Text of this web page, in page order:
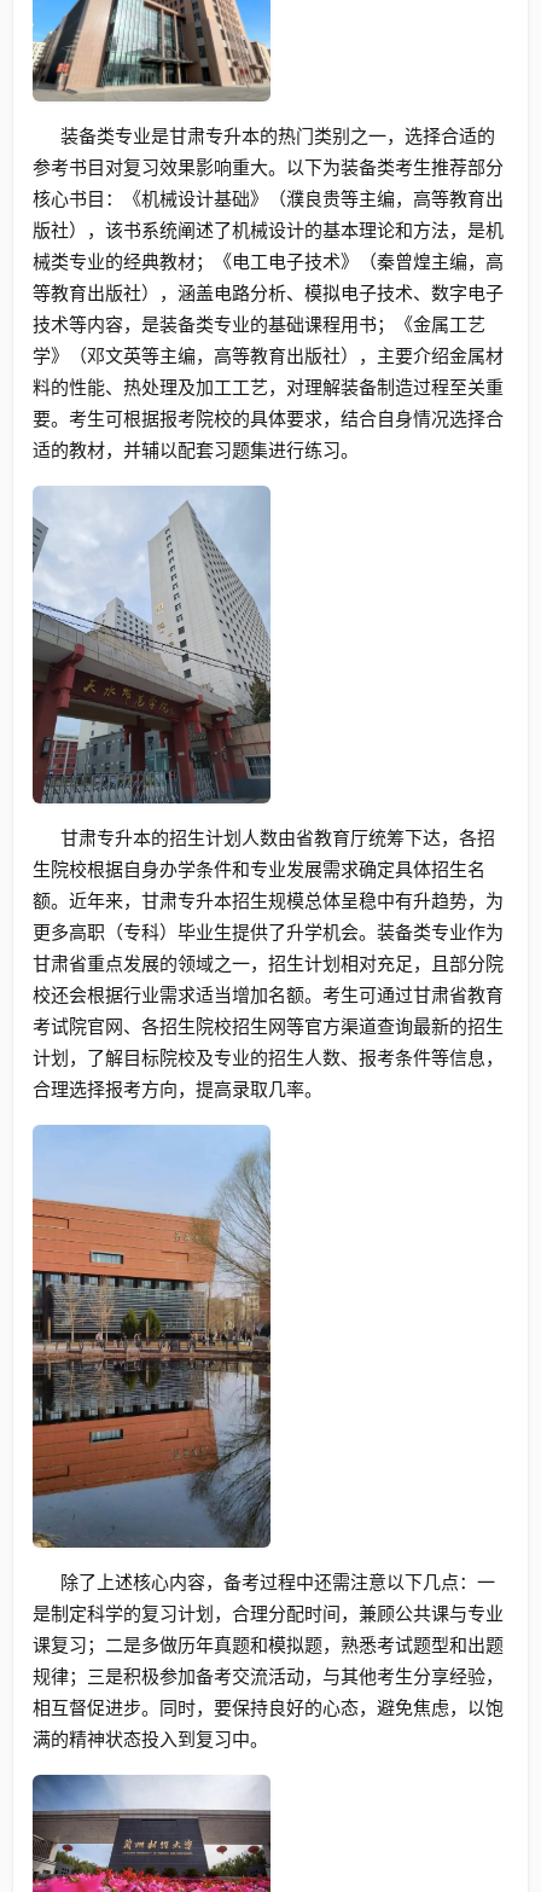
装备类专业是甘肃专升本的热门类别之一，选择合适的
参考书目对复习效果影响重大。以下为装备类考生推荐部分
核心书目：《机械设计基础》（濮良贵等主编，高等教育出
版社），该书系统阐述了机械设计的基本理论和方法，是机
械类专业的经典教材；《电工电子技术》（秦曾煌主编，高
等教育出版社），涵盖电路分析、模拟电子技术、数字电子
技术等内容，是装备类专业的基础课程用书；《金属工艺
学》（邓文英等主编，高等教育出版社），主要介绍金属材
料的性能、热处理及加工工艺，对理解装备制造过程至关重
要。考生可根据报考院校的具体要求，结合自身情况选择合
适的教材，并辅以配套习题集进行练习。
甘肃专升本的招生计划人数由省教育厅统筹下达，各招
生院校根据自身办学条件和专业发展需求确定具体招生名
额。近年来，甘肃专升本招生规模总体呈稳中有升趋势，为
更多高职（专科）毕业生提供了升学机会。装备类专业作为
甘肃省重点发展的领域之一，招生计划相对充足，且部分院
校还会根据行业需求适当增加名额。考生可通过甘肃省教育
考试院官网、各招生院校招生网等官方渠道查询最新的招生
计划，了解目标院校及专业的招生人数、报考条件等信息，
合理选择报考方向，提高录取几率。
除了上述核心内容，备考过程中还需注意以下几点：一
是制定科学的复习计划，合理分配时间，兼顾公共课与专业
课复习；二是多做历年真题和模拟题，熟悉考试题型和出题
规律；三是积极参加备考交流活动，与其他考生分享经验，
相互督促进步。同时，要保持良好的心态，避免焦虑，以饱
满的精神状态投入到复习中。